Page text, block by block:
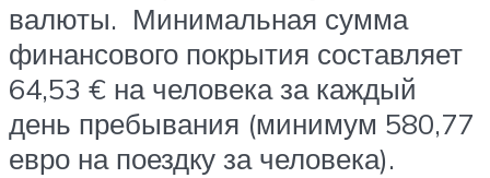
валюты. Минимальная сумма
финансового покрытия составляет
64,53 € на человека за каждый
день пребывания (минимум 580,77
евро на поездку за человека).